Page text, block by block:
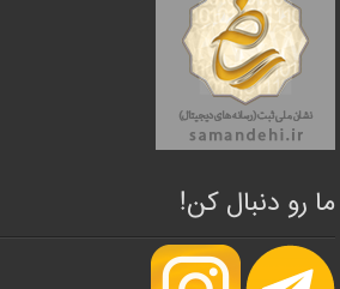
ما رو دنبال کن!